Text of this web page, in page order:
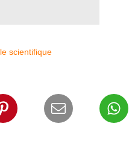
scientifique